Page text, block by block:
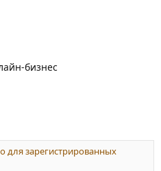
бизнес
для зарегистрированных